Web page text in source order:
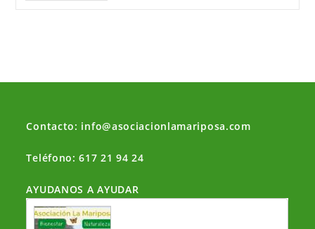
Contacto: info@asociacionlamariposa.com
Teléfono: 617 21 94 24
AYUDANOS A AYUDAR